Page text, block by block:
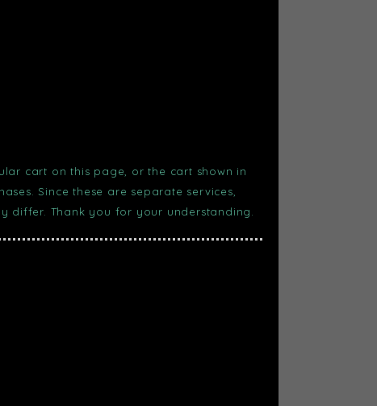
cart on this page, or the cart shown in
Since these are separate services,
differ. Thank you for your understanding.